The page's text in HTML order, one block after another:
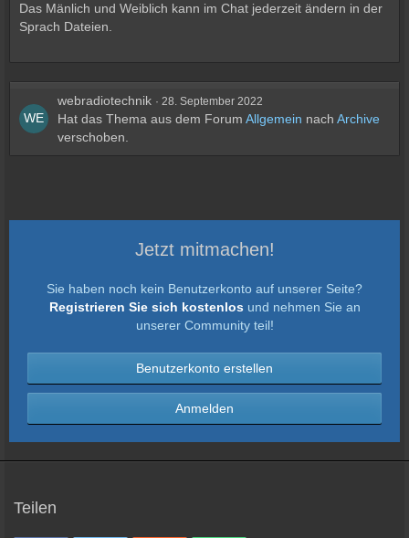
Das Mänlich und Weiblich kann im Chat jederzeit ändern in der
Sprach Dateien.
webradiotechnik 28. September 2022
Hat das Thema aus dem Forum Allgemein nach Archive
verschoben.
Jetzt mitmachen!
Sie haben noch kein Benutzerkonto auf unserer Seite?
Registrieren Sie sich kostenlos und nehmen Sie an
unserer Community teil!
Benutzerkonto erstellen
Anmelden
Teilen